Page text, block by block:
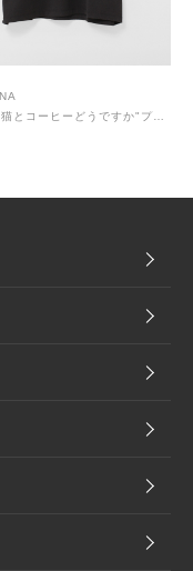
M2659 "猫とコーヒーどうですか"プリント半Ｔ